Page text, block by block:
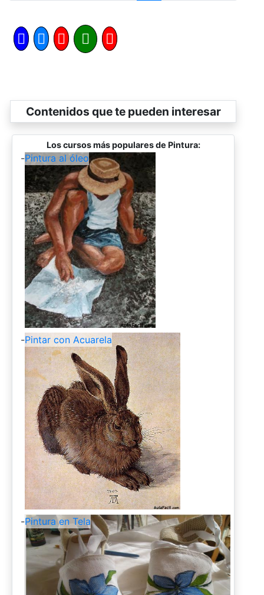
Contenidos que te pueden interesar
Los cursos más populares de Pintura:
-Pintura al óleo
-Pintar con Acuarela
-Pintura en Tela